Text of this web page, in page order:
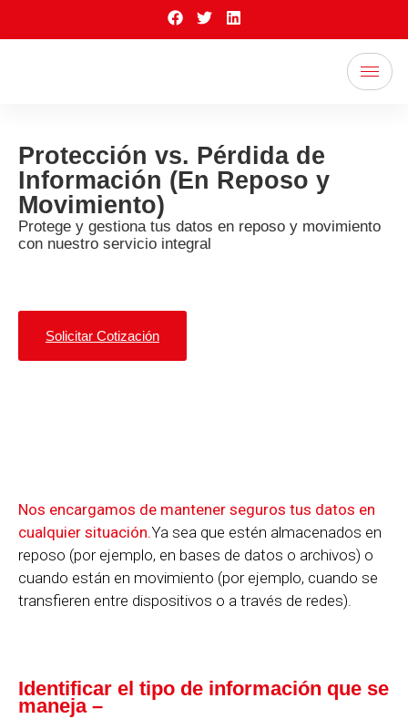
Protección vs. Pérdida de
Información (En Reposo y
Movimiento)
Protege y gestiona tus datos en reposo y movimiento
con nuestro servicio integral
Solicitar Cotización
Nos encargamos de mantener seguros tus datos en
cualquier situación.Ya sea que estén almacenados en
reposo (por ejemplo, en bases de datos o archivos) o
cuando están en movimiento (por ejemplo, cuando se
transfieren entre dispositivos o a través de redes).
Identificar el tipo de información que se
maneja –